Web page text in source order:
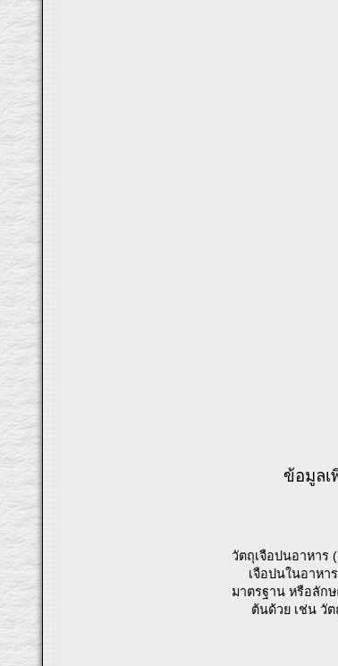
ข้อมูลเ
วัตถุเจือปนอาหาร
เจือปนในอาหา
มาตรฐาน หรือลัก
ต้นด้วย เช่น วั